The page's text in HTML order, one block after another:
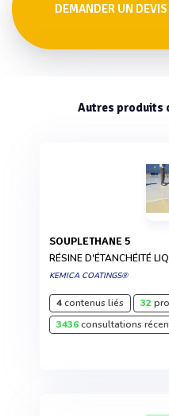
DEMANDER UN
Autres produits
SOUPLETHANE 5
RÉSINE D'ÉTANCHÉITÉ
KEMICA COATINGS®
4contenus liés 32
3436consultations